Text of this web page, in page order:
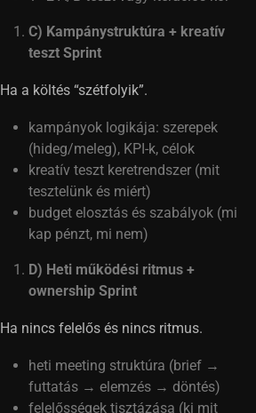
C) Kampánystruktúra + kreatív
teszt Sprint
Ha a költés “szétfolyik”.
kampányok logikája: szerepek
(hideg/meleg), KPI-k, célok
kreatív teszt keretrendszer (mit
tesztelünk és miért)
budget elosztás és szabályok (mi
kap pénzt, mi nem)
D) Heti működési ritmus +
ownership Sprint
Ha nincs felelős és nincs ritmus.
heti meeting struktúra (brief →
futtatás → elemzés → döntés)
felelősségek tisztázása (ki mit